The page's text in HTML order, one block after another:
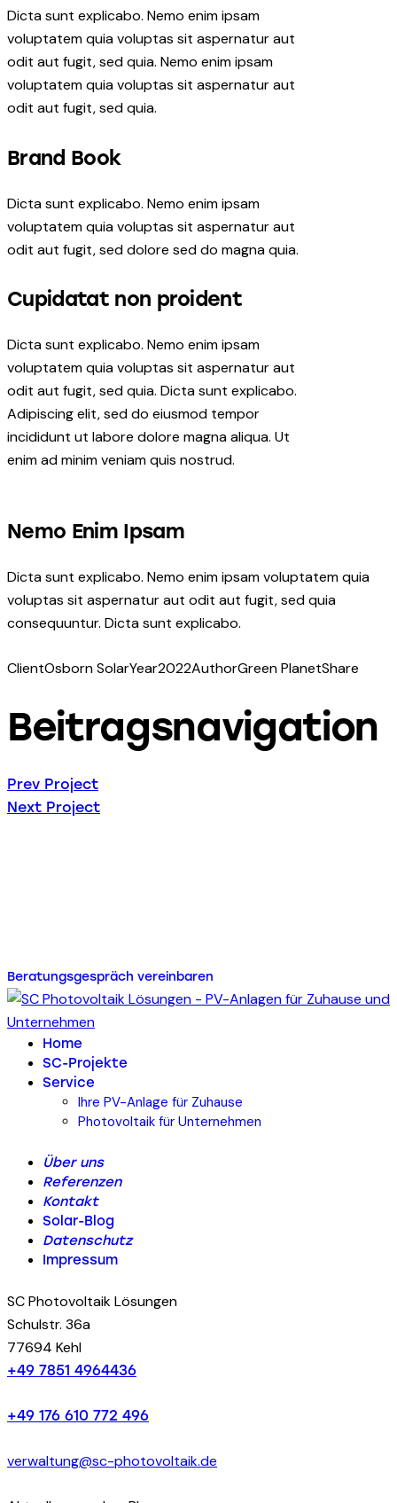
Dicta sunt explicabo. Nemo enim ipsam
voluptatem quia voluptas sit aspernatur aut
odit aut fugit, sed quia. Nemo enim ipsam
voluptatem quia voluptas sit aspernatur aut
odit aut fugit, sed quia.
Brand Book
Dicta sunt explicabo. Nemo enim ipsam
voluptatem quia voluptas sit aspernatur aut
odit aut fugit, sed dolore sed do magna quia.
Cupidatat non proident
Dicta sunt explicabo. Nemo enim ipsam
voluptatem quia voluptas sit aspernatur aut
odit aut fugit, sed quia. Dicta sunt explicabo.
Adipiscing elit, sed do eiusmod tempor
incididunt ut labore dolore magna aliqua. Ut
enim ad minim veniam quis nostrud.
Nemo Enim Ipsam
Dicta sunt explicabo. Nemo enim ipsam voluptatem quia
voluptas sit aspernatur aut odit aut fugit, sed quia
consequuntur. Dicta sunt explicabo.
ClientOsborn SolarYear2022AuthorGreen PlanetShare
Beitragsnavigation
Prev Project
Next Project
Beratungsgespräch vereinbaren
Home
SC-Projekte
Service
Ihre PV-Anlage für Zuhause
Photovoltaik für Unternehmen
Über uns
Referenzen
Kontakt
Solar-Blog
Datenschutz
Impressum
SC Photovoltaik Lösungen
Schulstr. 36a
77694 Kehl
+49 7851 4964436
+49 176 610 772 496
verwaltung@sc-photovoltaik.de